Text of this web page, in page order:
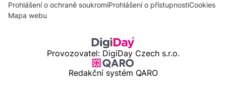
Prohlášení o ochraně soukromíProhlášení o přístupnostiCookies
Mapa webu
Provozovatel: DigiDay Czech s.r.o.
Redakční systém QARO